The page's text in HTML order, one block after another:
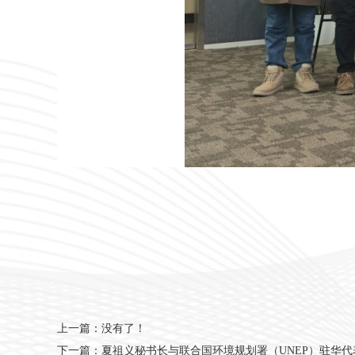
上一篇：没有了！
下一篇： 夏祖义秘书长与联合国环境规划署（UNEP）驻华